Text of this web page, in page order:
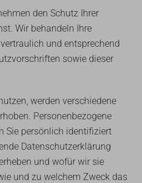
den Schutz Ihrer
Wir behandeln Ihre
und entsprechend
sowie dieser
werden verschiedene
Personenbezogene
Sie persönlich identifiziert
Datenschutzerklärung
und wofür wir sie
und zu welchem Zweck das